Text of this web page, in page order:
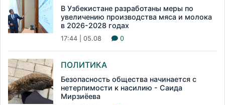
В Узбекистане разработаны меры по
увеличению производства мяса и молока
в 2026-2028 годах
17:44 | 05.08 0
ПОЛИТИКА
Безопасность общества начинается с
нетерпимости к насилию - Саида
Мирзиёева